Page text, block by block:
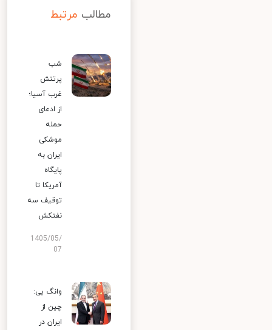
مطالب مرتبط
شب
پرتنش
غرب آسیا؛
از ادعای
حمله
موشکی
ایران به
پایگاه
آمریکا تا
توقیف سه
نفتکش
1405/05/
07
وانگ یی:
چین از
ایران در